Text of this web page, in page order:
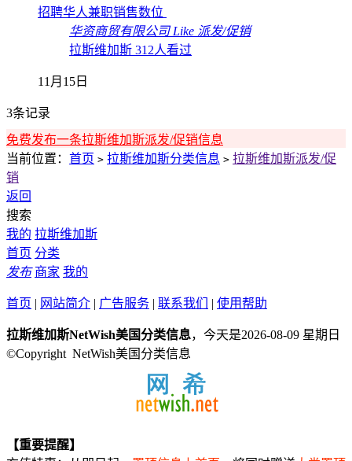
招聘华人兼职销售数位
华资商贸有限公司 Like 派发/促销
拉斯维加斯 312人看过
11月15日
3条记录
免费发布一条拉斯维加斯派发/促销信息
当前位置： 首页 > 拉斯维加斯分类信息 > 拉斯维加斯派发/促
销
返回
搜索
我的 拉斯维加斯
首页 分类
发布 商家 我的
首页 | 网站简介 | 广告服务 | 联系我们 | 使用帮助
拉斯维加斯NetWish美国分类信息，今天是2026-08-09 星期日
©Copyright NetWish美国分类信息
【重要提醒】